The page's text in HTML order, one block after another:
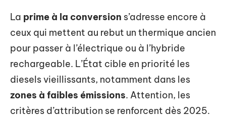
La prime à la conversion s’adresse encore à
ceux qui mettent au rebut un thermique ancien
pour passer à l’électrique ou à l’hybride
rechargeable. L’État cible en priorité les
diesels vieillissants, notamment dans les
zones à faibles émissions. Attention, les
critères d’attribution se renforcent dès 2025.